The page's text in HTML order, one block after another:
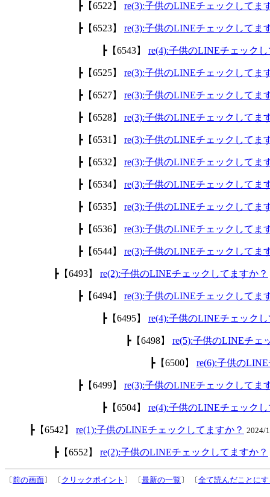
┣【6522】 re(3):子供のLINEチェックしてま
┣【6523】 re(3):子供のLINEチェックしてま
┣【6543】 re(4):子供のLINEチェック
┣【6525】 re(3):子供のLINEチェックしてま
┣【6527】 re(3):子供のLINEチェックしてま
┣【6528】 re(3):子供のLINEチェックしてま
┣【6531】 re(3):子供のLINEチェックしてま
┣【6532】 re(3):子供のLINEチェックしてま
┣【6534】 re(3):子供のLINEチェックしてま
┣【6535】 re(3):子供のLINEチェックしてま
┣【6536】 re(3):子供のLINEチェックしてま
┣【6544】 re(3):子供のLINEチェックしてま
┣【6493】 re(2):子供のLINEチェックしてますか？
┣【6494】 re(3):子供のLINEチェックしてま
┣【6495】 re(4):子供のLINEチェック
┣【6498】 re(5):子供のLINEチェ
┣【6500】 re(6):子供の
┣【6499】 re(3):子供のLINEチェックしてま
┣【6504】 re(4):子供のLINEチェック
┣【6542】 re(1):子供のLINEチェックしてますか？ 2024/
┣【6552】 re(2):子供のLINEチェックしてますか？
〔前の画面〕 〔 クリックポイント 〕 〔最新の一覧 〕 〔全て読んだことに